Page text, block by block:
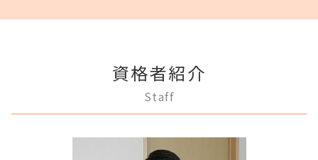
相続放棄
滞納 弁護士
賃料増額 弁護士
不動産 明け渡し請求
離婚 条件
民事再生法 個人
民事再生 遅延損害金
成年後見制度 わかりやすく
成年後見人制度 申し立て
不動産登記 期限
商業登記 弁護士
不動産登記 アパート
不動産登記 売主
狛江市 成年後見
多摩市 離婚 相談
府中市 不動産トラブル
資格者紹介
Staff